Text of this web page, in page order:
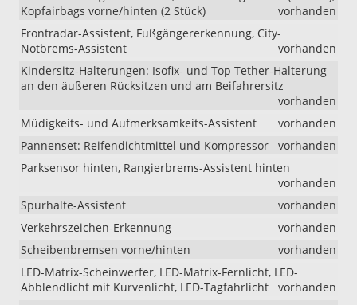
Kopfairbags vorne/hinten (2 Stück)
vorhanden
Frontradar-Assistent, Fußgängererkennung, City-
Notbrems-Assistent
vorhanden
Kindersitz-Halterungen: Isofix- und Top Tether-Halterung
an den äußeren Rücksitzen und am Beifahrersitz
vorhanden
Müdigkeits- und Aufmerksamkeits-Assistent
vorhanden
Pannenset: Reifendichtmittel und Kompressor
vorhanden
Parksensor hinten, Rangierbrems-Assistent hinten
vorhanden
Spurhalte-Assistent
vorhanden
Verkehrszeichen-Erkennung
vorhanden
Scheibenbremsen vorne/hinten
vorhanden
LED-Matrix-Scheinwerfer, LED-Matrix-Fernlicht, LED-
Abblendlicht mit Kurvenlicht, LED-Tagfahrlicht
vorhanden